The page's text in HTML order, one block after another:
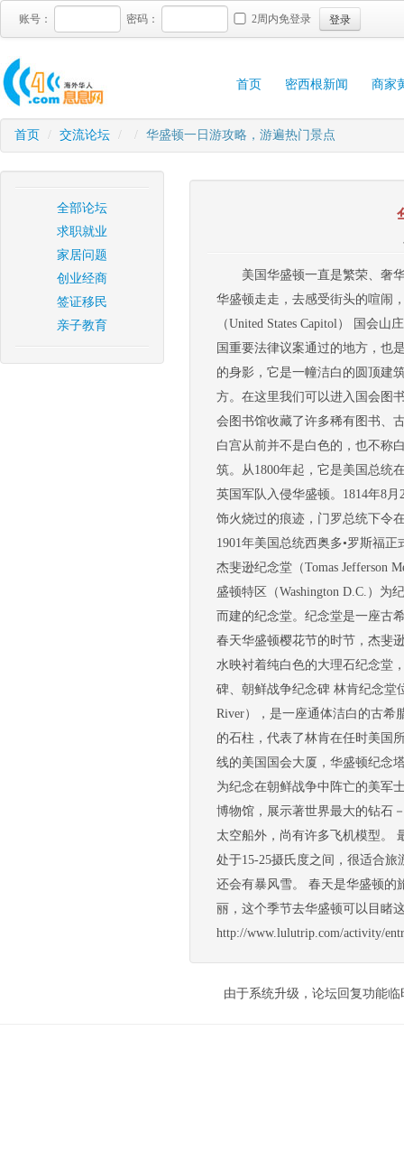
账号： 密码： 2周内免登录 登录
首页 密西根新闻 商家
首页 / 交流论坛 / / 华盛顿一日游攻略，游遍热门景点
全部论坛
求职就业
家居问题
创业经商
签证移民
亲子教育
美国华盛顿一直是繁荣、奢
华盛顿走走，去感受街头的喧闹
（United States Capitol） 国会
国重要法律议案通过的地方，也
的身影，它是一幢洁白的圆顶建
方。在这里我们可以进入国会图
会图书馆收藏了许多稀有图书、
白宫从前并不是白色的，也不称
筑。从1800年起，它是美国总统
英国军队入侵华盛顿。1814年8
饰火烧过的痕迹，门罗总统下令
1901年美国总统西奥多•罗斯福
杰斐逊纪念堂（Tomas Jefferson
盛顿特区（Washington D.C.）为
而建的纪念堂。纪念堂是一座古
春天华盛顿樱花节的时节，杰斐
水映衬着纯白色的大理石纪念堂
碑、朝鲜战争纪念碑 林肯纪念堂
River），是一座通体洁白的古希
的石柱，代表了林肯在任时美国
线的美国国会大厦，华盛顿纪念
为纪念在朝鲜战争中阵亡的美军
博物馆，展示著世界最大的钻石
太空船外，尚有许多飞机模型。
处于15-25摄氏度之间，很适合
还会有暴风雪。 春天是华盛顿的
丽，这个季节去华盛顿可以目睹
http://www.lulutrip.com/activity/
由于系统升级，论坛回复功能临